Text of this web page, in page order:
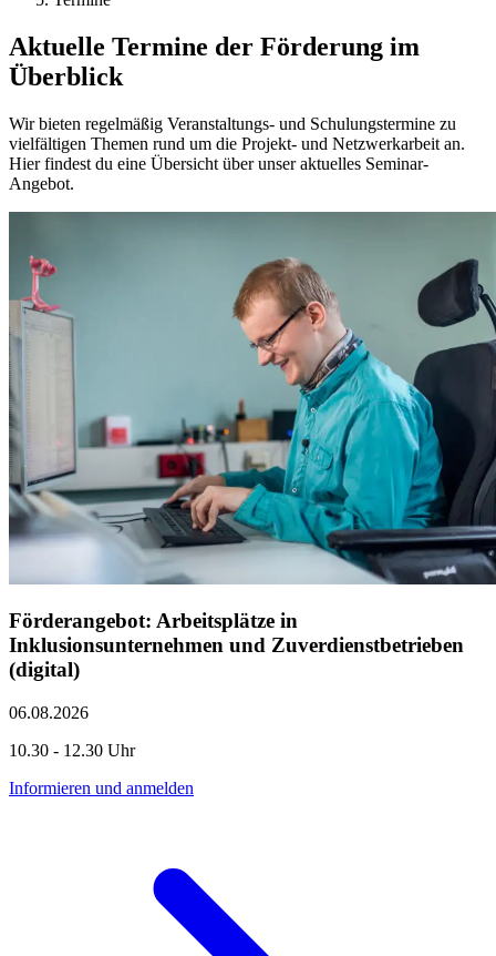
Aktuelle Termine der Förderung im
Überblick
Wir bieten regelmäßig Veranstaltungs- und Schulungstermine zu
vielfältigen Themen rund um die Projekt- und Netzwerkarbeit an.
Hier findest du eine Übersicht über unseraktuelles Seminar-
Angebot.
Förderangebot: Arbeitsplätze in
Inklusionsunternehmen und Zuverdienstbetrieben
(digital)
06.08.2026
10.30 - 12.30 Uhr
Informieren und anmelden